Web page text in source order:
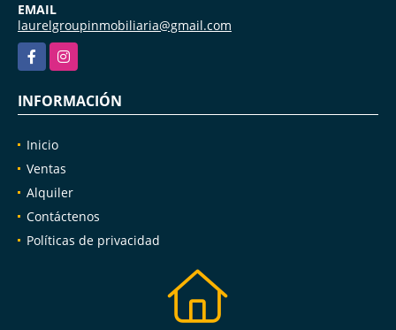
EMAIL
laurelgroupinmobiliaria@gmail.com
FacebookInstagram
INFORMACIÓN
Inicio
Ventas
Alquiler
Contáctenos
Políticas de privacidad